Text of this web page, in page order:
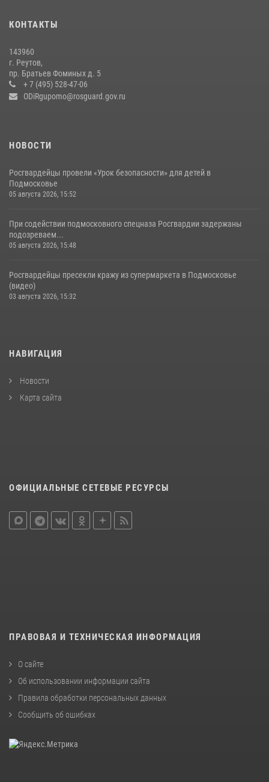
18 июля 2026, 07:03
сотрудников спецподразделений в преодолении полосы
препятствий со стрельбой
14 июля 2026, 15:13
КОНТАКТЫ
143960
г. Реутов,
пр. Братьев Фоминых д. 5
+ 7 (495) 528-47-06
ODiRgupomo@rosguard.gov.ru
НОВОСТИ
Росгвардейцы провели «Урок безопасности» для детей в
Подмосковье
05 августа 2026, 15:52
При содействии подмосковного спецназа Росгвардии задержаны
подозреваем...
05 августа 2026, 15:48
Росгвардейцы пресекли кражу из супермаркета в Подмосковье
(видео)
03 августа 2026, 15:32
НАВИГАЦИЯ
Новости
Карта сайта
ОФИЦИАЛЬНЫЕ СЕТЕВЫЕ РЕСУРСЫ
ПРАВОВАЯ И ТЕХНИЧЕСКАЯ ИНФОРМАЦИЯ
О сайте
Об использовании информации сайта
Правила обработки персональных данных
Сообщить об ошибках